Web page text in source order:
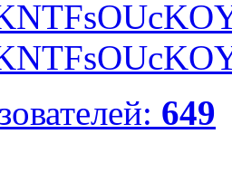
649